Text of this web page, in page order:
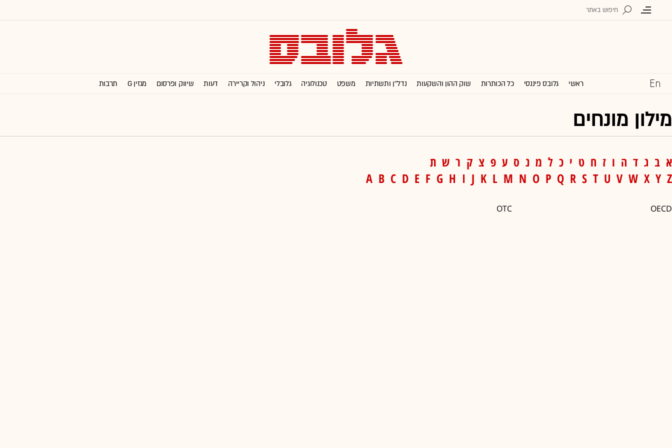
ראשי גלובס פיננסי כל הכותרות שוק ההון והשקעות נדל''ן ותשתיות משפט טכנולוגיה גלובלי ניהול וקריירה דעות שיווק ופרסום מגזין G תרבות
מילון מונחים
א ב ג ד ה ו ז ח ט י כ ל מ נ ס ע פ צ ק ר ש ת
A B C D E F G H I J K L M N O P Q R S T U V W X Y Z
OECD
OTC